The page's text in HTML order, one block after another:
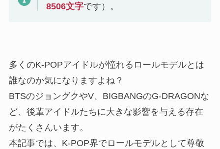
8506文字です）。
多くのK-POPアイドルが憧れるロールモデルとは
誰なのか気になりますよね？
BTSのジョングクやV、BIGBANGのG-DRAGONな
ど、後輩アイドルたちに大きな影響を与える存在
がたくさんいます。
本記事では、K-POP界でロールモデルとして尊敬